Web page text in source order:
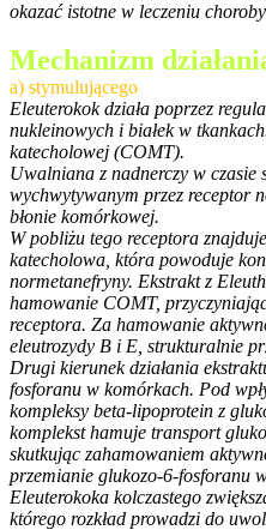
okazać istotne w leczeniu
Mechanizm
a) stymulującego
Eleuterokok działa poprzez
nukleinowych i białek w
katecholowej (COMT).
Uwalniana z nadnerczy w czasie
wychwytywanym przez receptor
błonie komórkowej.
W pobliżu tego receptora
katecholowa, która powoduje
normetanefryny. Ekstrakt z
hamowanie COMT,
receptora. Za hamowanie
eleutrozydy B i E, strukturalnie
Drugi kierunek działania
fosforanu w komórkach. Pod
kompleksy beta-lipoprotein z
komplekst hamuje transport
skutkując zahamowaniem
przemianie glukozo-6-fosforanu
Eleuterokoka kolczastego
którego rozkład prowadzi do